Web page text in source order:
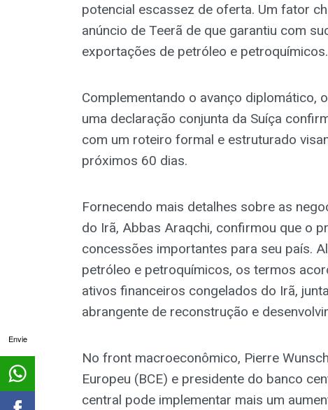
potencial escassez de oferta. Um fator
anúncio de Teerã de que garantiu com
exportações de petróleo e petroquímicos.
Complementando o avanço diplomático,
uma declaração conjunta da Suíça
com um roteiro formal e estruturado
próximos 60 dias.
Fornecendo mais detalhes sobre as
do Irã, Abbas Araqchi, confirmou que o
concessões importantes para seu país.
petróleo e petroquímicos, os termos
ativos financeiros congelados do Irã,
abrangente de reconstrução e
No front macroeconômico, Pierre
Europeu (BCE) e presidente do banco
central pode implementar mais um
Envie